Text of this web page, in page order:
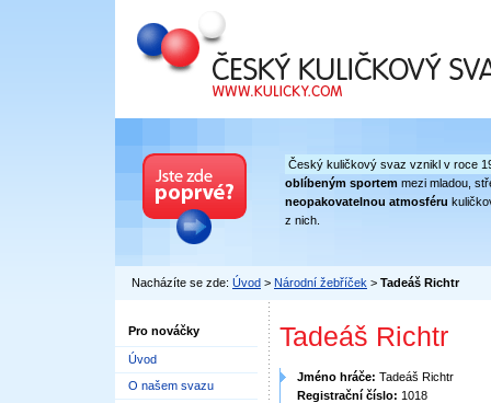
Český kuličkový svaz
Český kuličkový svaz vznikl v roce
oblíbeným sportem mezi mladou,
neopakovatelnou atmosféru
z nich.
Nacházíte se zde: Úvod > Národní žebříček > Tadeáš Richtr
Pro nováčky
Úvod
O našem svazu
Tadeáš Richtr
Jméno hráče: Tadeáš Richtr
Registrační číslo: 1018